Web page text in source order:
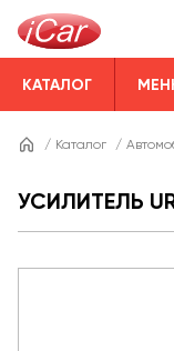
КАТАЛОГ
/ Каталог /
УСИЛИТЕЛЬ